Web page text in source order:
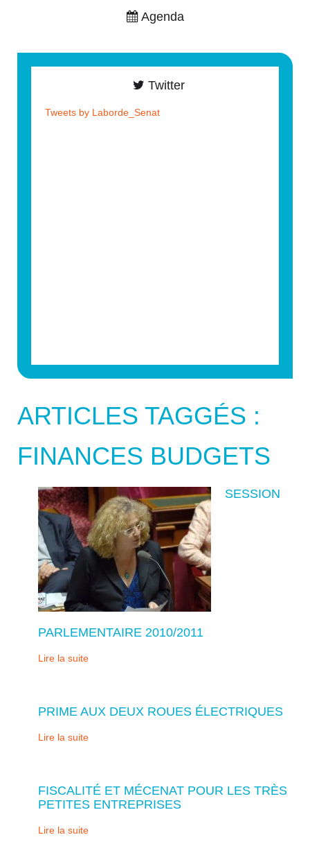
ARTICLES TAGGÉS :
FINANCES BUDGETS
SESSION
PARLEMENTAIRE 2010/2011
Lire la suite
PRIME AUX DEUX ROUES ÉLECTRIQUES
Lire la suite
FISCALITÉ ET MÉCENAT POUR LES TRÈS
PETITES ENTREPRISES
Lire la suite
Agenda
Twitter
Tweets by Laborde_Senat